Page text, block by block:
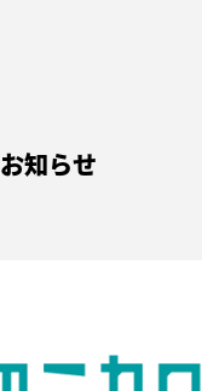
お知らせ